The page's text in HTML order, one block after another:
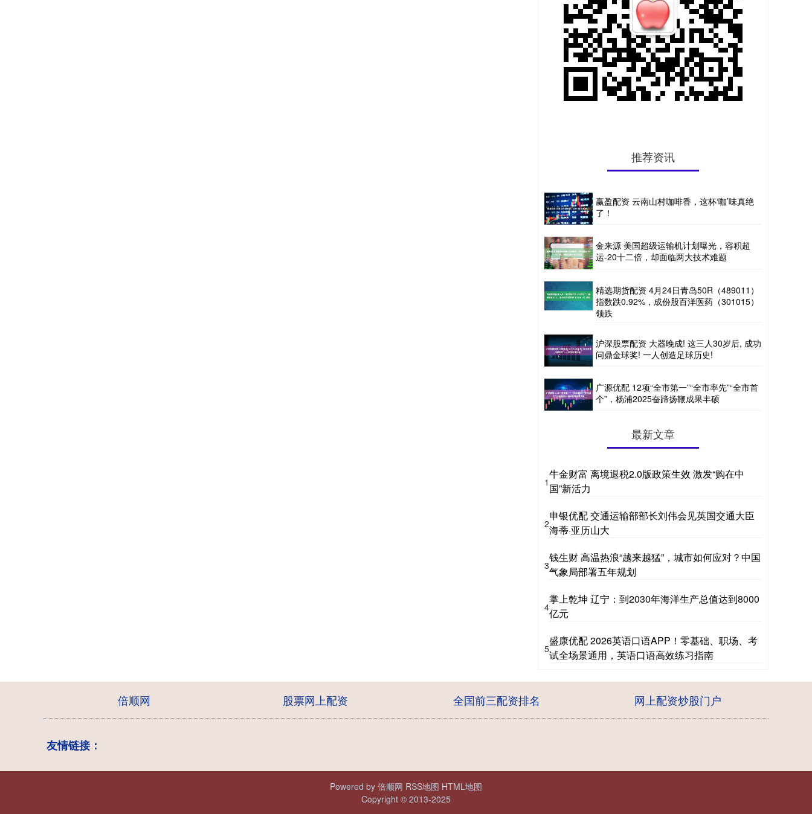
推荐资讯
赢盈配资 云南山村咖啡香，这杯‘咖’味真绝
了！
金来源 美国超级运输机计划曝光，容积超
运-20十二倍，却面临两大技术难题
精选期货配资 4月24日青岛50R（489011）
指数跌0.92%，成份股百洋医药（301015）
领跌
沪深股票配资 大器晚成! 这三人30岁后, 成功
问鼎金球奖! 一人创造足球历史!
广源优配 12项“全市第一”“全市率先”“全市首
个”，杨浦2025奋蹄扬鞭成果丰硕
最新文章
1
牛金财富 离境退税2.0版政策生效 激发“购在中
国”新活力
2
申银优配 交通运输部部长刘伟会见英国交通大臣
海蒂·亚历山大
3
钱生财 高温热浪“越来越猛”，城市如何应对？中国
气象局部署五年规划
4
掌上乾坤 辽宁：到2030年海洋生产总值达到8000
亿元
5
盛康优配 2026英语口语APP！零基础、职场、考
试全场景通用，英语口语高效练习指南
倍顺网 股票网上配资 全国前三配资排名 网上配资炒股门户
友情链接：
Powered by 倍顺网 RSS地图 HTML地图
Copyright © 2013-2025